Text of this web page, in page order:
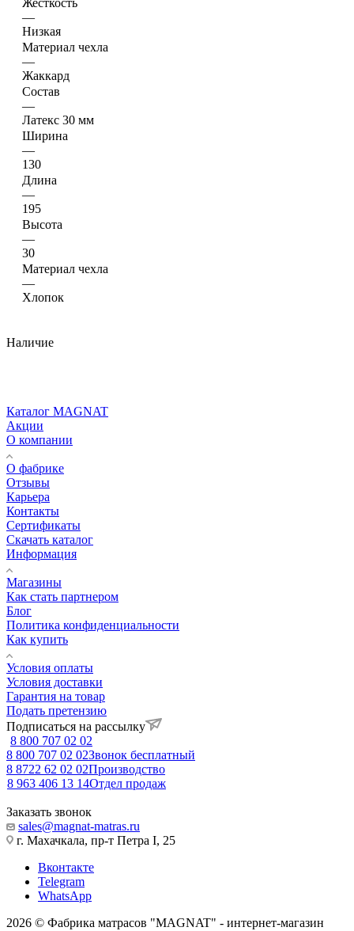
—
Низкая
Материал чехла
—
Жаккард
Состав
—
Латекс 30 мм
Ширина
—
130
Длина
—
195
Высота
—
30
Материал чехла
—
Хлопок
Наличие
Каталог MAGNAT
Акции
О компании
О фабрике
Отзывы
Карьера
Контакты
Сертификаты
Скачать каталог
Информация
Магазины
Как стать партнером
Блог
Политика конфиденциальности
Как купить
Условия оплаты
Условия доставки
Гарантия на товар
Подать претензию
Подписаться на рассылку
8 800 707 02 02
8 800 707 02 02Звонок бесплатный
8 8722 62 02 02Производство
8 963 406 13 14Отдел продаж
Заказать звонок
sales@magnat-matras.ru
г. Махачкала, пр-т Петра I, 25
Вконтакте
Telegram
WhatsApp
2026 © Фабрика матрасов "MAGNAT" - интернет-магазин